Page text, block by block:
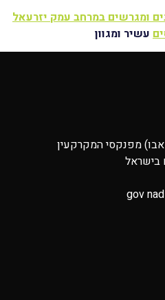
ומגרשים במרחב עמק יזרעאל
עשיר ומגוון
מפנקסי המקרקעין
בישראל